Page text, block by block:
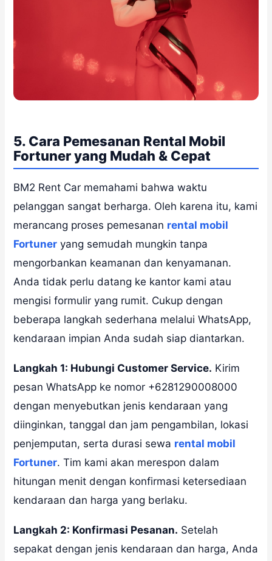
5. Cara Pemesanan Rental Mobil
Fortuner yang Mudah & Cepat
BM2 Rent Car memahami bahwa waktu
pelanggan sangat berharga. Oleh karena itu, kami
merancang proses pemesanan rental mobil
Fortuner yang semudah mungkin tanpa
mengorbankan keamanan dan kenyamanan.
Anda tidak perlu datang ke kantor kami atau
mengisi formulir yang rumit. Cukup dengan
beberapa langkah sederhana melalui WhatsApp,
kendaraan impian Anda sudah siap diantarkan.
Langkah 1: Hubungi Customer Service. Kirim
pesan WhatsApp ke nomor +6281290008000
dengan menyebutkan jenis kendaraan yang
diinginkan, tanggal dan jam pengambilan, lokasi
penjemputan, serta durasi sewa rental mobil
Fortuner. Tim kami akan merespon dalam
hitungan menit dengan konfirmasi ketersediaan
kendaraan dan harga yang berlaku.
Langkah 2: Konfirmasi Pesanan. Setelah
sepakat dengan jenis kendaraan dan harga, Anda